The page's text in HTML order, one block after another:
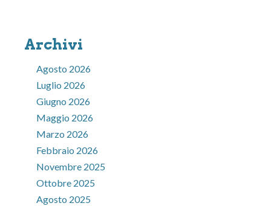
Archivi
Agosto 2026
Luglio 2026
Giugno 2026
Maggio 2026
Marzo 2026
Febbraio 2026
Novembre 2025
Ottobre 2025
Agosto 2025